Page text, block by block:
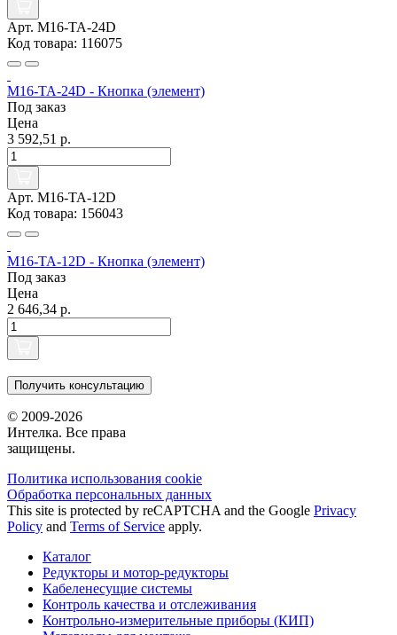
Арт. M16-TA-24D
Код товара: 116075
M16-TA-24D - Кнопка (элемент)
Под заказ
Цена
3 592,51 р.
Арт. M16-TA-12D
Код товара: 156043
M16-TA-12D - Кнопка (элемент)
Под заказ
Цена
2 646,34 р.
Получить консультацию
© 2009-2026
Интелка. Все права
защищены.
Политика использования сookie
Обработка персональных данных
This site is protected by reCAPTCHA and the Google Privacy
Policy and Terms of Service apply.
Каталог
Редукторы и мотор-редукторы
Кабеленесущие системы
Контроль качества и отслеживания
Контрольно-измерительные приборы (КИП)